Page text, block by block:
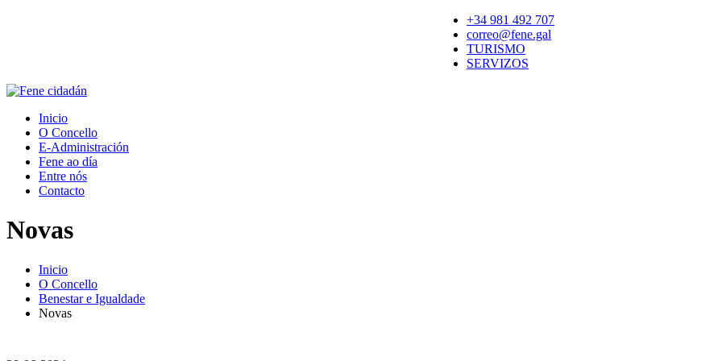
+34 981 492 707
correo@fene.gal
TURISMO
SERVIZOS
Inicio
O Concello
E-Administración
Fene ao día
Entre nós
Contacto
Novas
Inicio
O Concello
Benestar e Igualdade
Novas